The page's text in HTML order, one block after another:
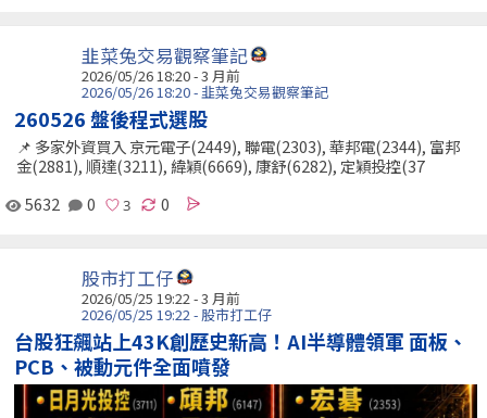
韭菜兔交易觀察筆記
2026/05/26 18:20 - 3 月前
2026/05/26 18:20 - 韭菜兔交易觀察筆記
260526 盤後程式選股
📌 多家外資買入 京元電子(2449), 聯電(2303), 華邦電(2344), 富邦
金(2881), 順達(3211), 緯穎(6669), 康舒(6282), 定穎投控(37
5632
0 0
股市打工仔
2026/05/25 19:22 - 3 月前
2026/05/25 19:22 - 股市打工仔
台股狂飆站上43K創歷史新高！AI半導體領軍 面板、
PCB、被動元件全面噴發